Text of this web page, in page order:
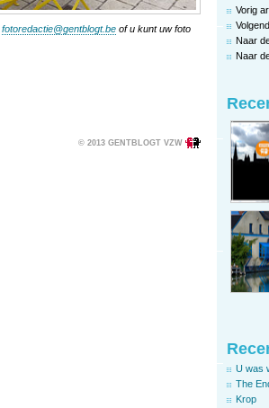
fotoredactie@gentblogt.be of u kunt uw foto
© 2013 GENTBLOGT VZW
Vorig
Naar
Naar
U was
The
Krop